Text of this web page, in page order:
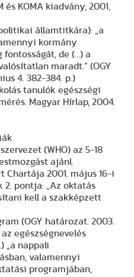
és KOMA kiadvány, 2001,
államtitkára): „a
kormány
de (…) a
maradt.” (OGY
4. 382-384. p.)
tanulók egészségi
Magyar Hírlap, 2004.
(WHO) az 5-18
ajánl.
Chartája 2001. május 16-i
2. pontja: „Az oktatás
kell a szakképzett
(OGY határozat. 2003.
az egészségnevelés
„a nappali
valamennyi
programjában,